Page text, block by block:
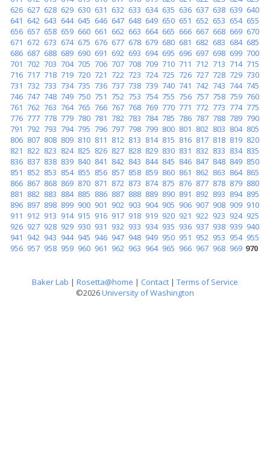
626 627 628 629 630 631 632 633 634 635 636 637 638 639 640
641 642 643 644 645 646 647 648 649 650 651 652 653 654 655
656 657 658 659 660 661 662 663 664 665 666 667 668 669 670
671 672 673 674 675 676 677 678 679 680 681 682 683 684 685
686 687 688 689 690 691 692 693 694 695 696 697 698 699 700
701 702 703 704 705 706 707 708 709 710 711 712 713 714 715
716 717 718 719 720 721 722 723 724 725 726 727 728 729 730
731 732 733 734 735 736 737 738 739 740 741 742 743 744 745
746 747 748 749 750 751 752 753 754 755 756 757 758 759 760
761 762 763 764 765 766 767 768 769 770 771 772 773 774 775
776 777 778 779 780 781 782 783 784 785 786 787 788 789 790
791 792 793 794 795 796 797 798 799 800 801 802 803 804 805
806 807 808 809 810 811 812 813 814 815 816 817 818 819 820
821 822 823 824 825 826 827 828 829 830 831 832 833 834 835
836 837 838 839 840 841 842 843 844 845 846 847 848 849 850
851 852 853 854 855 856 857 858 859 860 861 862 863 864 865
866 867 868 869 870 871 872 873 874 875 876 877 878 879 880
881 882 883 884 885 886 887 888 889 890 891 892 893 894 895
896 897 898 899 900 901 902 903 904 905 906 907 908 909 910
911 912 913 914 915 916 917 918 919 920 921 922 923 924 925
926 927 928 929 930 931 932 933 934 935 936 937 938 939 940
941 942 943 944 945 946 947 948 949 950 951 952 953 954 955
956 957 958 959 960 961 962 963 964 965 966 967 968 969 970
Baker Lab | Rosetta@home | Contact | Terms of Service
©2026University of Washington